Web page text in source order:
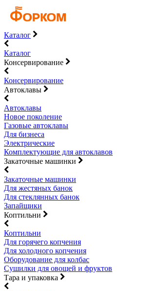
Каталог
Каталог
Консервирование
Консервирование
Автоклавы
Автоклавы
Новое поколение
Газовые автоклавы
Для бизнеса
Электрические
Комплектующие для автоклавов
Закаточные машинки
Закаточные машинки
Для жестяных банок
Для стеклянных банок
Запайщики
Коптильни
Коптильни
Для горячего копчения
Для холодного копчения
Оборудование для колбас
Сушилки для овощей и фруктов
Тара и упаковка